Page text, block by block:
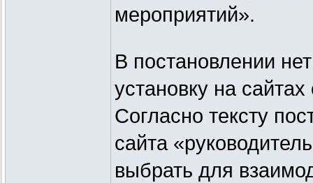
мероприятий».
В постановлении
установку на
Согласно тексту
сайта
выбрать для